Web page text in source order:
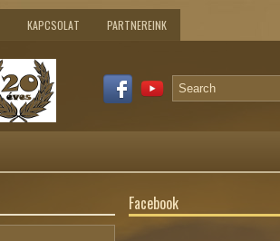
KAPCSOLAT PARTNEREINK
Facebook